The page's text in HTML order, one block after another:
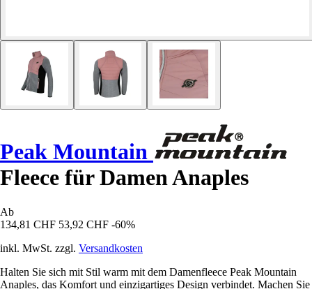
Peak Mountain
Fleece für Damen Anaples
Ab
134,81 CHF 53,92 CHF -60%
inkl. MwSt. zzgl. Versandkosten
Halten Sie sich mit Stil warm mit dem Damenfleece Peak Mountain
Anaples, das Komfort und einzigartiges Design verbindet. Machen Sie